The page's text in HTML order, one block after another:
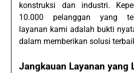
konstruksi dan industri.
10.000 pelanggan yang
layanan kami adalah bukti
dalam memberikan solusi
Jangkauan Layanan yang